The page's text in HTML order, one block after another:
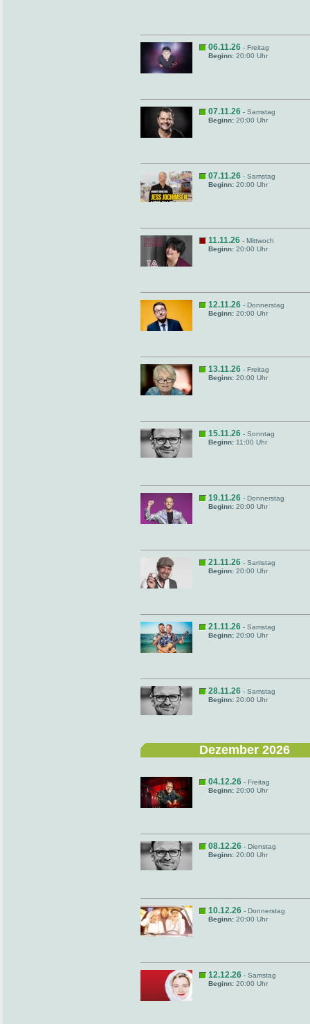
06.11.26 - Freitag
Beginn: 20:00 Uhr
07.11.26 - Samstag
Beginn: 20:00 Uhr
07.11.26 - Samstag
Beginn: 20:00 Uhr
11.11.26 - Mittwoch
Beginn: 20:00 Uhr
12.11.26 - Donnerstag
Beginn: 20:00 Uhr
13.11.26 - Freitag
Beginn: 20:00 Uhr
15.11.26 - Sonntag
Beginn: 11:00 Uhr
19.11.26 - Donnerstag
Beginn: 20:00 Uhr
21.11.26 - Samstag
Beginn: 20:00 Uhr
21.11.26 - Samstag
Beginn: 20:00 Uhr
28.11.26 - Samstag
Beginn: 20:00 Uhr
Dezember 2026
04.12.26 - Freitag
Beginn: 20:00 Uhr
08.12.26 - Dienstag
Beginn: 20:00 Uhr
10.12.26 - Donnerstag
Beginn: 20:00 Uhr
12.12.26 - Samstag
Beginn: 20:00 Uhr